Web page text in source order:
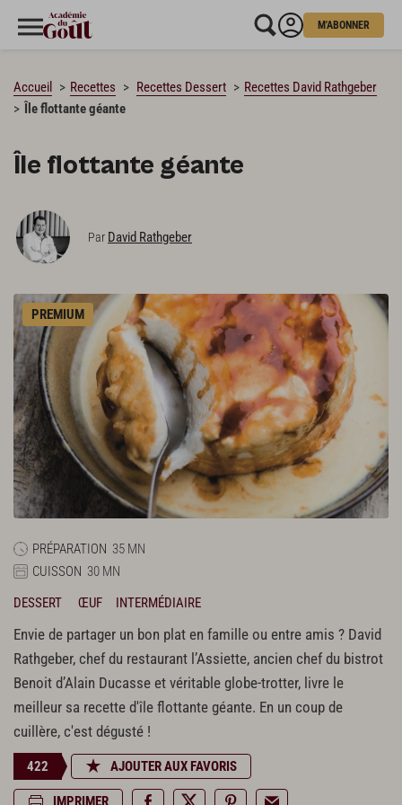
M'ABONNER
Accueil Recettes Recettes Dessert
Recettes David Rathgeber
Île flottante géante
Île flottante géante
Par David Rathgeber
PREMIUM
PRÉPARATION 35 MN
CUISSON 30 MN
DESSERT
ŒUF INTERMÉDIAIRE
Envie de partager un bon plat en famille ou entre amis ? David
Rathgeber, chef du restaurant l’Assiette, ancien chef du bistrot
Benoit d’Alain Ducasse et véritable globe-trotter, livre le
meilleur sa recette d'île flottante géante. En un coup de
cuillère, c'est dégusté !
422 AJOUTER AUX FAVORIS
IMPRIMER
CHARGEMENT…